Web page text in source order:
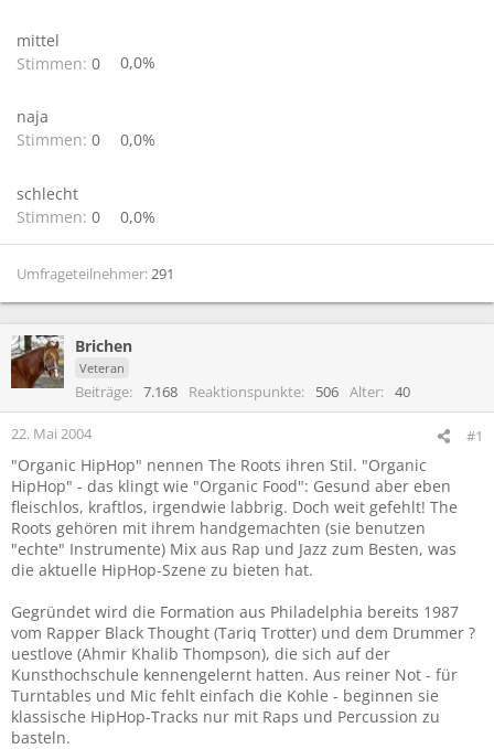
mittel
Stimmen: 0 0,0%
naja
Stimmen: 0 0,0%
schlecht
Stimmen: 0 0,0%
Umfrageteilnehmer 291
Brichen
Veteran
Beiträge 7.168 Reaktionspunkte 506 Alter 40
22. Mai 2004 #1
"Organic HipHop" nennen The Roots ihren Stil. "Organic
HipHop" - das klingt wie "Organic Food": Gesund aber eben
fleischlos, kraftlos, irgendwie labbrig. Doch weit gefehlt! The
Roots gehören mit ihrem handgemachten (sie benutzen
"echte" Instrumente) Mix aus Rap und Jazz zum Besten, was
die aktuelle HipHop-Szene zu bieten hat.
Gegründet wird die Formation aus Philadelphia bereits 1987
vom Rapper Black Thought (Tariq Trotter) und dem Drummer ?
uestlove (Ahmir Khalib Thompson), die sich auf der
Kunsthochschule kennengelernt hatten. Aus reiner Not - für
Turntables und Mic fehlt einfach die Kohle - beginnen sie
klassische HipHop-Tracks nur mit Raps und Percussion zu
basteln.